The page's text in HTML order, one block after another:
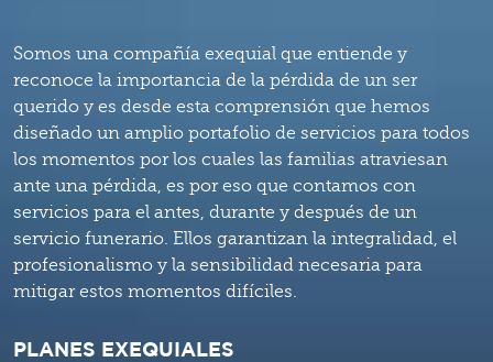
Somos una compañía exequial que entiende y
reconoce la importancia de la pérdida de un ser
querido y es desde esta comprensión que hemos
diseñado un amplio portafolio de servicios para todos
los momentos por los cuales las familias atraviesan
ante una pérdida, es por eso que contamos con
servicios para el antes, durante y después de un
servicio funerario. Ellos garantizan la integralidad, el
profesionalismo y la sensibilidad necesaria para
mitigar estos momentos difíciles.
PLANES EXEQUIALES